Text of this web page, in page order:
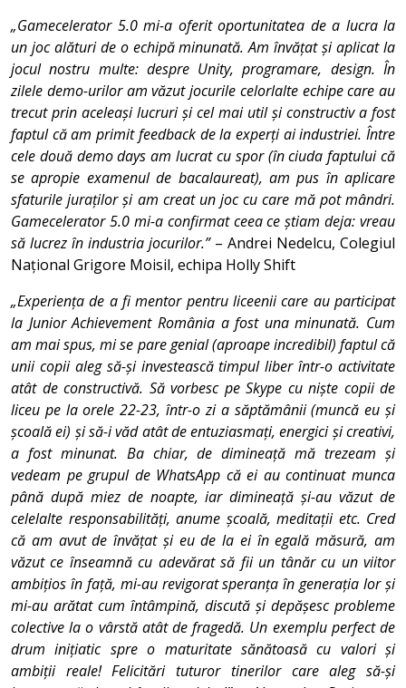
„Gamecelerator 5.0 mi-a oferit oportunitatea de a lucra la
un joc alături de o echipă minunată. Am învățat și aplicat la
jocul nostru multe: despre Unity, programare, design. În
zilele demo-urilor am văzut jocurile celorlalte echipe care au
trecut prin aceleași lucruri și cel mai util și constructiv a fost
faptul că am primit feedback de la experți ai industriei. Între
cele două demo days am lucrat cu spor (în ciuda faptului că
se apropie examenul de bacalaureat), am pus în aplicare
sfaturile juraților și am creat un joc cu care mă pot mândri.
Gamecelerator 5.0 mi-a confirmat ceea ce știam deja: vreau
să lucrez în industria jocurilor.”– Andrei Nedelcu, Colegiul
Național Grigore Moisil, echipa Holly Shift
„Experiența de a fi mentor pentru liceenii care au participat
la Junior Achievement România a fost una minunată. Cum
am mai spus, mi se pare genial (aproape incredibil) faptul că
unii copii aleg să-și investească timpul liber într-o activitate
atât de constructivă. Să vorbesc pe Skype cu niște copii de
liceu pe la orele 22-23, într-o zi a săptămânii (muncă eu și
școală ei) și să-i văd atât de entuziasmați, energici și creativi,
a fost minunat. Ba chiar, de dimineață mă trezeam și
vedeam pe grupul de WhatsApp că ei au continuat munca
până după miez de noapte, iar dimineață și-au văzut de
celelalte responsabilități, anume școală, meditații etc. Cred
că am avut de învățat și eu de la ei în egală măsură, am
văzut ce înseamnă cu adevărat să fii un tânăr cu un viitor
ambițios în față, mi-au revigorat speranța în generația lor și
mi-au arătat cum întâmpină, discută și depășesc probleme
colective la o vârstă atât de fragedă. Un exemplu perfect de
drum inițiatic spre o maturitate sănătoasă cu valori și
ambiții reale! Felicitări tuturor tinerilor care aleg să-și